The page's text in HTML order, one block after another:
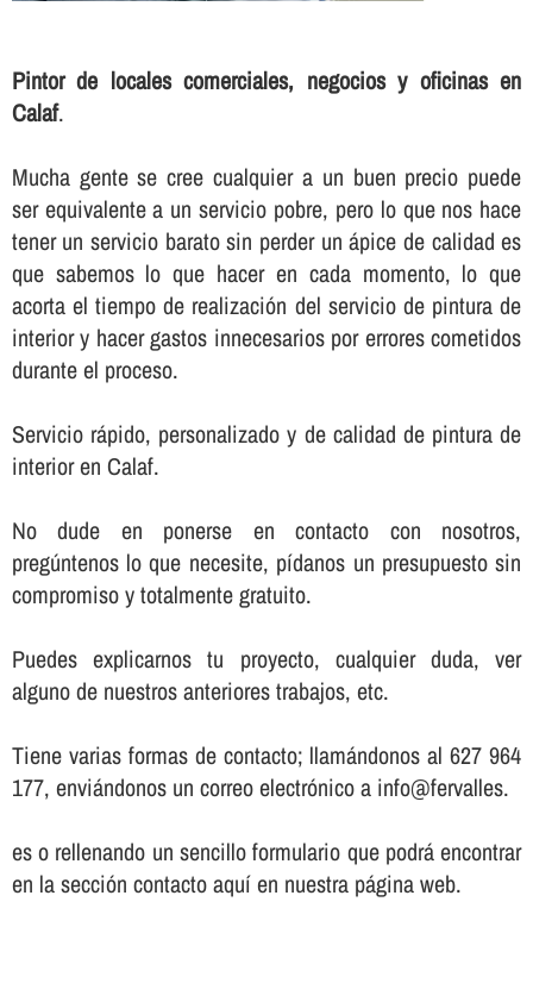
Pintor de locales comerciales, negocios y oficinas en
Calaf.
Mucha gente se cree cualquier a un buen precio puede
ser equivalente a un servicio pobre, pero lo que nos hace
tener un servicio barato sin perder un ápice de calidad es
que sabemos lo que hacer en cada momento, lo que
acorta el tiempo de realización del servicio de pintura de
interior y hacer gastos innecesarios por errores cometidos
durante el proceso.
Servicio rápido, personalizado y de calidad de pintura de
interior en Calaf.
No dude en ponerse en contacto con nosotros,
pregúntenos lo que necesite, pí­danos un presupuesto sin
compromiso y totalmente gratuito.
Puedes explicarnos tu proyecto, cualquier duda, ver
alguno de nuestros anteriores trabajos, etc.
Tiene varias formas de contacto; llamándonos al 627 964
177, enviándonos un correo electrónico a info@fervalles.
es o rellenando un sencillo formulario que podrá encontrar
en la sección contacto aquí­ en nuestra página web.